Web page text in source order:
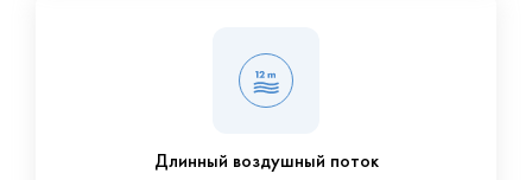
Длинный воздушный поток